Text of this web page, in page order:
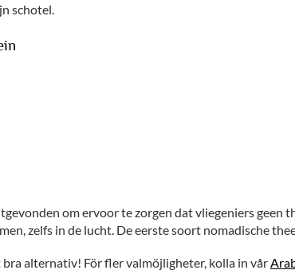
schotel.
om ervoor te zorgen dat vliegeniers geen
zelfs in de lucht. De eerste soort nomadische
bra alternativ! För fler valmöjligheter, kolla in vår